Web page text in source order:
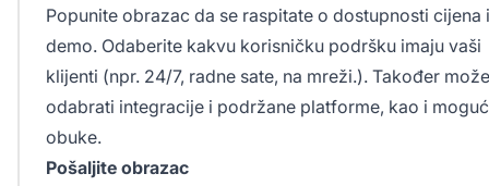
Popunite obrazac da se raspitate o dostupnosti cijena i
demo. Odaberite kakvu korisničku podršku imaju vaši
klijenti (npr. 24/7, radne sate, na mreži.). Također
odabrati integracije i podržane platforme, kao i
obuke.
Pošaljite obrazac